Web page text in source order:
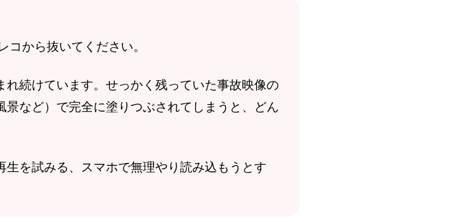
から抜いてください。
続けています。せっかく残っていた事故映像の
景など）で完全に塗りつぶされてしまうと、どん
を試みる、スマホで無理やり読み込もうとす